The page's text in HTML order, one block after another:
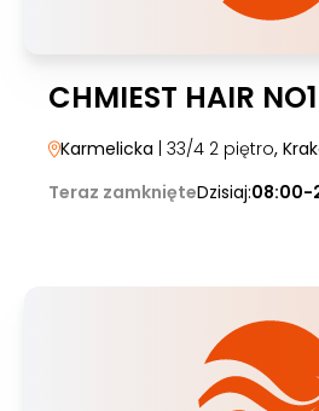
CHMIEST HAIR NO1
Karmelicka | 33/4 2 piętro,
Teraz zamknięteDzisiaj:08:00-